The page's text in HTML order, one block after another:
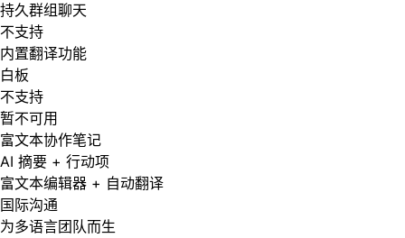
持久群组聊天
不支持
内置翻译功能
白板
不支持
暂不可用
富文本协作笔记
AI 摘要 + 行动项
富文本编辑器 + 自动翻译
国际沟通
为多语言团队而生